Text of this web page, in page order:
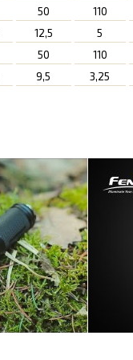
50 110
12,5 5
50 110
9,5 3,25